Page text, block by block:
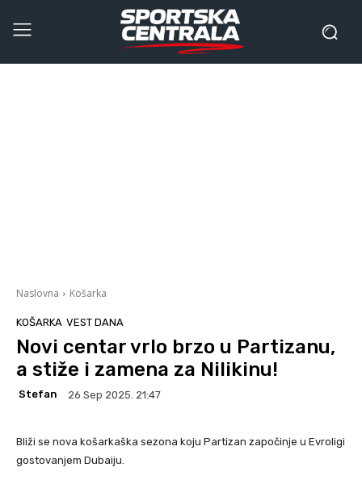
Naslovna Košarka
KOŠARKA VEST DANA
Novi centar vrlo brzo u Partizanu,
a stiže i zamena za Nilikinu!
Stefan 26 Sep 2025. 21:47
Bliži se nova košarkaška sezona koju Partizan započinje u Evroligi
gostovanjem Dubaiju.